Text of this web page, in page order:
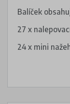
Balíček
27 x
24 x mini